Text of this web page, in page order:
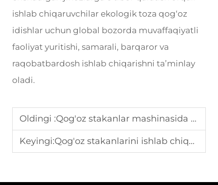
ishlab chiqaruvchilar ekologik toza qog‘oz
idishlar uchun global bozorda muvaffaqiyatli
faoliyat yuritishi, samarali, barqaror va
raqobatbardosh ishlab chiqarishni ta’minlay
oladi.
Oldingi :Qog'oz stakanlar mashinasida germetiklik muammolarini qanday hal etish mumkin
Keyingi:Qog'oz stakanlarini ishlab chiqarish uchun ish chizig'i konfiguratsiyasi va qog'oz stakanlarini ishlab chiqarish apparatlari